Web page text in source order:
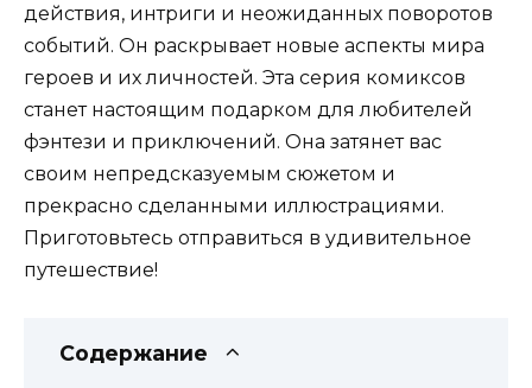
действия, интриги и неожиданных поворотов
событий. Он раскрывает новые аспекты мира
героев и их личностей. Эта серия комиксов
станет настоящим подарком для любителей
фэнтези и приключений. Она затянет вас
своим непредсказуемым сюжетом и
прекрасно сделанными иллюстрациями.
Приготовьтесь отправиться в удивительное
путешествие!
Содержание